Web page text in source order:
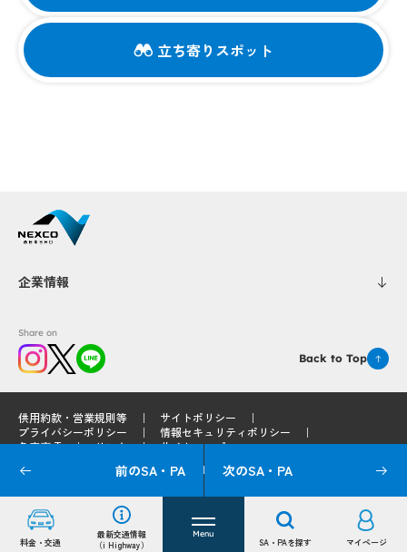
料金・交通
最新交通情報
（i Highway）
Menu
SA・PAを探す マイページ
立ち寄りスポット
前のSA・PA 次のSA・PA
企業情報
Share on
Back to Top
供用約款・営業規則等
サイトポリシー
プライバシーポリシー
情報セキュリティポリシー
免責事項
リンク サイトマップ
© 2025 West Nippon Expressway Service Holdings Company Limited